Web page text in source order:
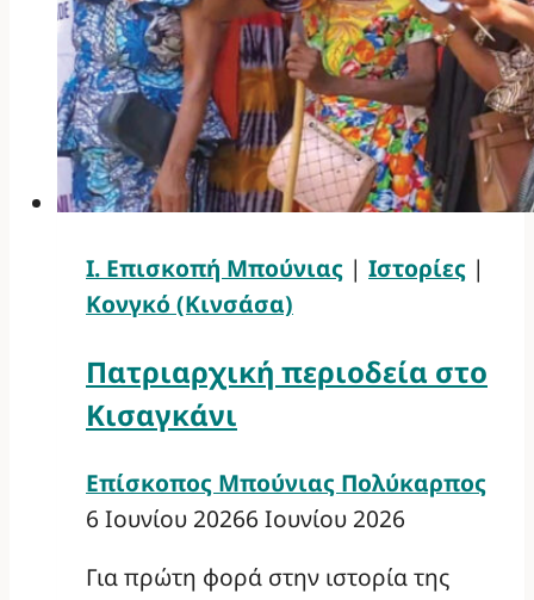
Ι. Επισκοπή Μπούνιας | Ιστορίες |
Κονγκό (Κινσάσα)
Πατριαρχική περιοδεία στο
Κισαγκάνι
Επίσκοπος Μπούνιας Πολύκαρπος
6 Ιουνίου 20266 Ιουνίου 2026
Για πρώτη φορά στην ιστορία της